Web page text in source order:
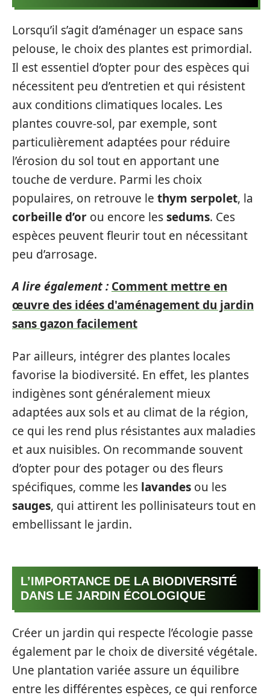
Lorsqu’il s’agit d’aménager un espace sans
pelouse, le choix des plantes est primordial.
Il est essentiel d’opter pour des espèces qui
nécessitent peu d’entretien et qui résistent
aux conditions climatiques locales. Les
plantes couvre-sol, par exemple, sont
particulièrement adaptées pour réduire
l’érosion du sol tout en apportant une
touche de verdure. Parmi les choix
populaires, on retrouve le thym serpolet, la
corbeille d’or ou encore lessedums. Ces
espèces peuvent fleurir tout en nécessitant
peu d’arrosage.
A lire également : Comment mettre en
œuvre des idées d'aménagement du jardin
sans gazon facilement
Par ailleurs, intégrer des plantes locales
favorise la biodiversité. En effet, les plantes
indigènes sont généralement mieux
adaptées aux sols et au climat de la région,
ce qui les rend plus résistantes aux maladies
et aux nuisibles. On recommande souvent
d’opter pour des potager ou des fleurs
spécifiques, comme les lavandes ou les
sauges, qui attirent les pollinisateurs tout en
embellissant le jardin.
L’IMPORTANCE DE LA BIODIVERSITÉ
DANS LE JARDIN ÉCOLOGIQUE
Créer un jardin qui respecte l’écologie passe
également par le choix de diversité végétale.
Une plantation variée assure un équilibre
entre les différentes espèces, ce qui renforce